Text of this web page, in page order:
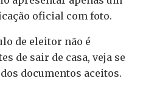
oficial com foto.
de eleitor não é
de sair de casa, veja se
documentos aceitos.